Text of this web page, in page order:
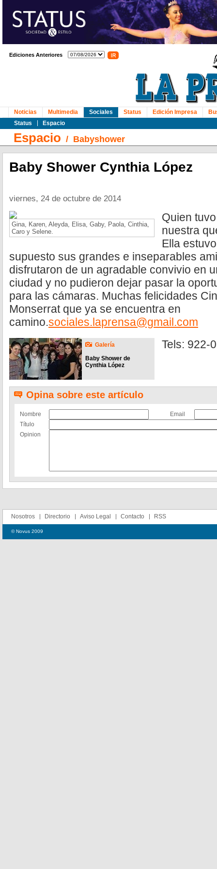
Ediciones Anteriores
Noticias Multimedia
Sociales
Status
Espacio
Status Edición Impresa
Espacio / Babyshower
Baby Shower Cynthia López
viernes, 24 de octubre de 2014
Gina, Karen, Aleyda, Elisa, Gaby, Paola, Cinthia,
Caro y Selene.
Quien
nuestra
Ella
supuesto sus grandes e inseparables
disfrutaron de un agradable convivio en
ciudad y no pudieron dejar pasar la
para las cámaras. Muchas felicidades
Monserrat que ya se encuentra en
camino.sociales.laprensa@gmail.com
Tels: 922-
Galería
Baby Shower de
Cynthia López
Opina sobre este artículo
Nombre
Email
Título
Opinion
Nosotros Directorio Aviso Legal Contacto RSS
© Novus 2009